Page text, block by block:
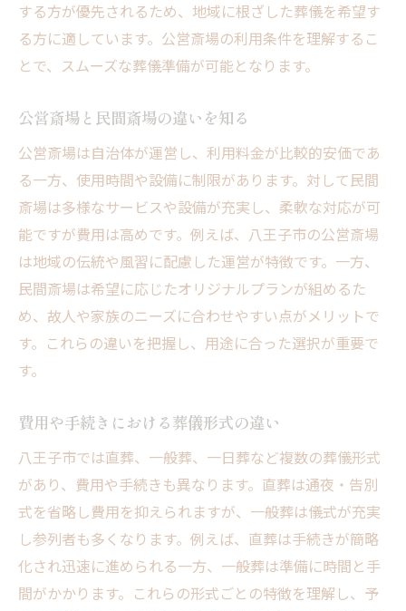
する方が優先されるため、地域に根ざした葬儀を希望す
る方に適しています。公営斎場の利用条件を理解するこ
とで、スムーズな葬儀準備が可能となります。
公営斎場と民間斎場の違いを知る
公営斎場は自治体が運営し、利用料金が比較的安価であ
る一方、使用時間や設備に制限があります。対して民間
斎場は多様なサービスや設備が充実し、柔軟な対応が可
能ですが費用は高めです。例えば、八王子市の公営斎場
は地域の伝統や風習に配慮した運営が特徴です。一方、
民間斎場は希望に応じたオリジナルプランが組めるた
め、故人や家族のニーズに合わせやすい点がメリットで
す。これらの違いを把握し、用途に合った選択が重要で
す。
費用や手続きにおける葬儀形式の違い
八王子市では直葬、一般葬、一日葬など複数の葬儀形式
があり、費用や手続きも異なります。直葬は通夜・告別
式を省略し費用を抑えられますが、一般葬は儀式が充実
し参列者も多くなります。例えば、直葬は手続きが簡略
化され迅速に進められる一方、一般葬は準備に時間と手
間がかかります。これらの形式ごとの特徴を理解し、予